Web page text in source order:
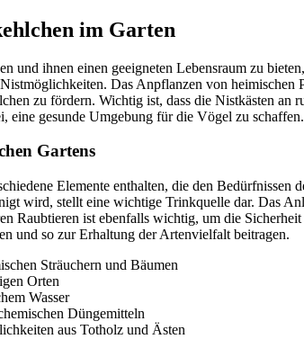
im Garten
und ihnen einen geeigneten Lebensraum zu
Das Anpflanzen von
zu fördern. Wichtig ist, dass die Nistkästen
eine gesunde Umgebung für die Vögel zu schaffen.
Gartens
Elemente enthalten, die den
wird, stellt eine wichtige Trinkquelle dar. Das
Raubtieren ist ebenfalls wichtig, um die
und so zur Erhaltung der Artenvielfalt beitragen.
Sträuchern und Bäumen
Orten
Wasser
Düngemitteln
aus Totholz und Ästen